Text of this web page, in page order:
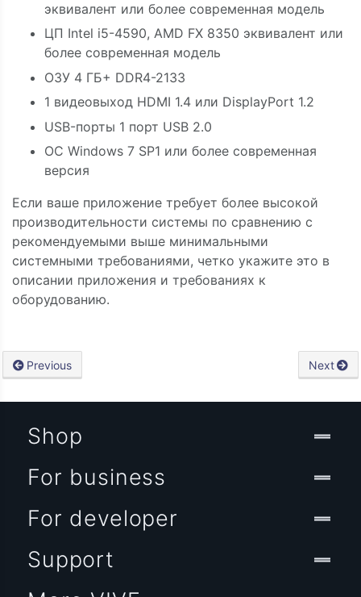
эквивалент или более современная модель
ЦП Intel i5-4590, AMD FX 8350 эквивалент или
более современная модель
ОЗУ 4 ГБ+ DDR4-2133
1 видеовыход HDMI 1.4 или DisplayPort 1.2
USB-порты 1 порт USB 2.0
ОС Windows 7 SP1 или более современная
версия
Если ваше приложение требует более высокой
производительности системы по сравнению с
рекомендуемыми выше минимальными
системными требованиями, четко укажите это в
описании приложения и требованиях к
оборудованию.
Previous Next
Shop
For business
For developer
Support